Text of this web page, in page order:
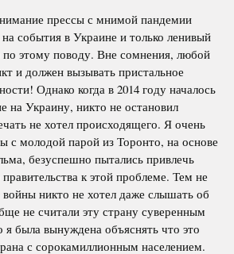
прессы с мнимой пандемии
события в Украине и только ленивый
по этому поводу. Вне сомнения, любой
и должен вызывать пристальное
Однако когда в 2014 году началось
на Украину, никто не остановил
не хотел происходящего. Я очень
молодой парой из Торонто, на основе
безуспешно пытались привлечь
к этой проблеме. Тем не
войны никто не хотел даже слышать об
не считали эту страну суверенным
я была вынуждена объяснять что это
с сорокамиллионным населением.